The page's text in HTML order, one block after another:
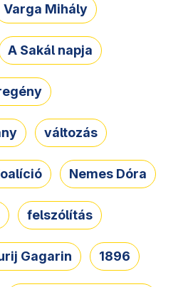
Varga Mihály
A Sakál napja
változás
Nemes Dóra
felszólítás
Gagarin 1896